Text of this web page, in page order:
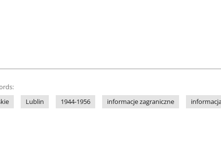
Lublin 1944-1956 informacje zagraniczne